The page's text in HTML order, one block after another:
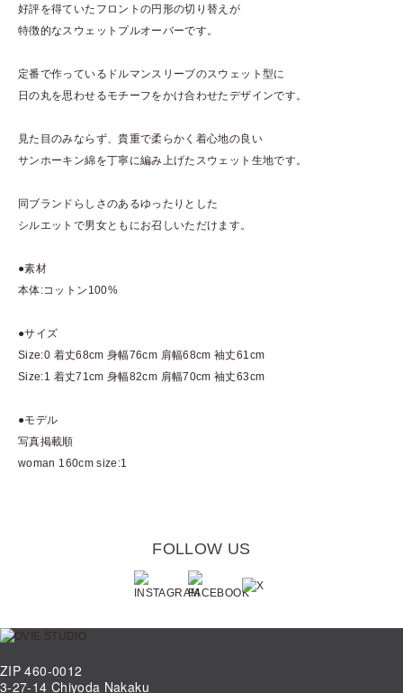
好評を得ていたフロントの円形の切り替えが
特徴的なスウェットプルオーバーです。
定番で作っているドルマンスリーブのスウェット型に
日の丸を思わせるモチーフをかけ合わせたデザインです。
見た目のみならず、貴重で柔らかく着心地の良い
サンホーキン綿を丁寧に編み上げたスウェット生地です。
同ブランドらしさのあるゆったりとした
シルエットで男女ともにお召しいただけます。
●素材
本体:コットン100%
●サイズ
Size:0 着丈68cm 身幅76cm 肩幅68cm 袖丈61cm
Size:1 着丈71cm 身幅82cm 肩幅70cm 袖丈63cm
●モデル
写真掲載順
woman 160cm size:1
FOLLOW US
ZIP 460-0012
3-27-14 Chiyoda Nakaku